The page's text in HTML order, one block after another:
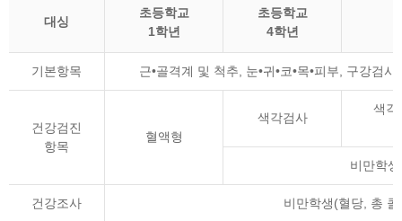
대싱
초등학교
1학년
초등학교
4학년
기본항목 근•골격계 및 척추, 눈•귀•코•목•피부, 구강검
건강검진
항목
혈액형
색각검사
색각
비만학
건강조사 비만학생(혈당, 총